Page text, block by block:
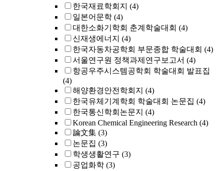
한국재료학회지 (4)
일본어문학 (4)
대한소화기학회 춘계학술대회 (4)
신재생에너지 (4)
한국자동차공학회 부문종합 학술대회 (4)
서울연구원 정책과제연구보고서 (4)
항공우주시스템공학회 학술대회 발표집
(4)
해양환경안전학회지 (4)
한국유체기계학회 학술대회 논문집 (4)
한국통신학회논문지 (4)
Korean Chemical Engineering Research (4)
論文集 (3)
논문집 (3)
학생생활연구 (3)
공업화학 (3)